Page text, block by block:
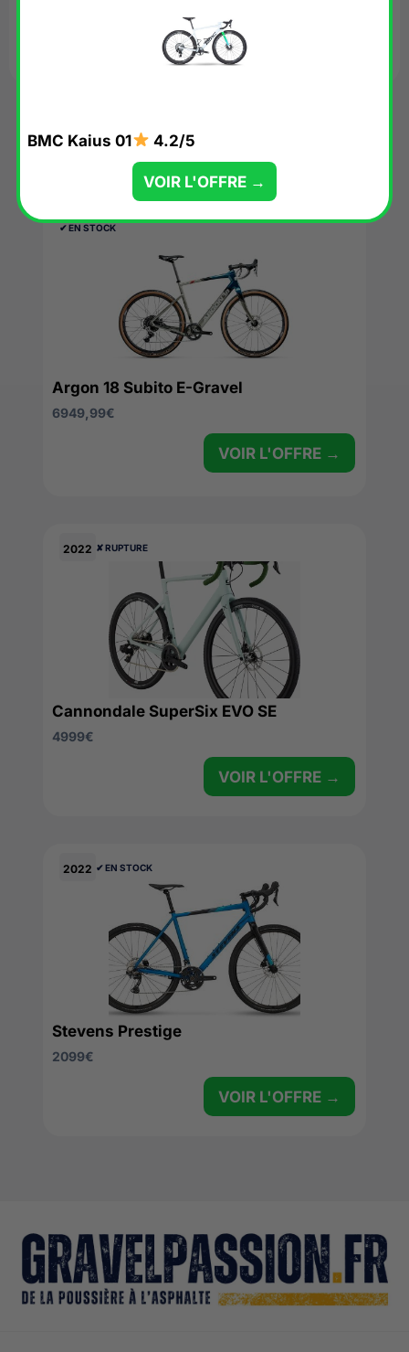
Nos suggestions du moment
✔︎ EN STOCK
Argon 18 Subito E-Gravel
6949,99€
VOIR L'OFFRE →
2022 ✘ RUPTURE
Cannondale SuperSix EVO SE
4999€
VOIR L'OFFRE →
2022 ✔︎ EN STOCK
Stevens Prestige
2099€
VOIR L'OFFRE →
BMC Kaius 01 4.2/5
VOIR L'OFFRE →